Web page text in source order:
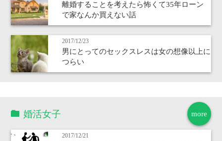
離婚することを考えたら怖くて35年ローン
で家なんか買えない話
2017/12/23
男にとってのセックスレスは女の想像以上に
つらい
more
婚活女子
2017/12/21